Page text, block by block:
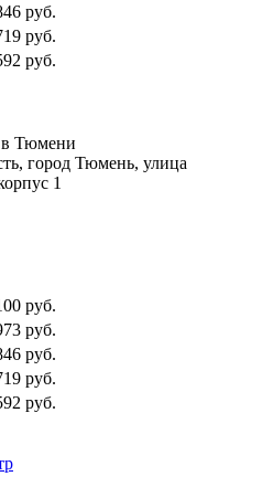
руб.
руб.
руб.
в Тюмени
город Тюмень, улица
1
руб.
руб.
руб.
руб.
руб.